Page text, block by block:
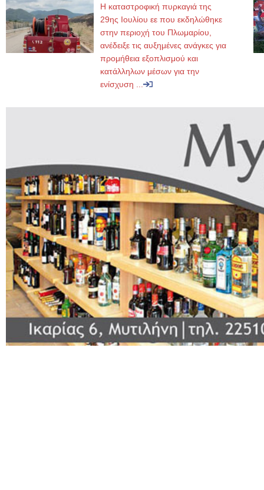
Η καταστροφική πυρκαγιά της
29ης Ιουλίου εε που εκδηλώθηκε
στην περιοχή του Πλωμαρίου,
ανέδειξε τις αυξημένες ανάγκες για
προμήθεια εξοπλισμού και
κατάλληλων μέσων για την
ενίσχυση ...